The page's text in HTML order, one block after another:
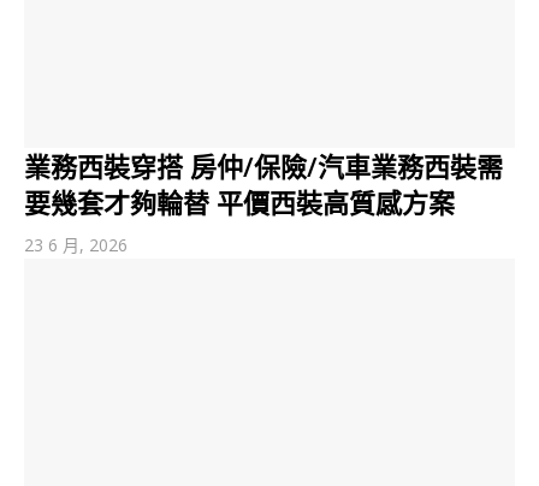
業務西裝穿搭 房仲/保險/汽車業務西裝需
要幾套才夠輪替 平價西裝高質感方案
23 6 月, 2026